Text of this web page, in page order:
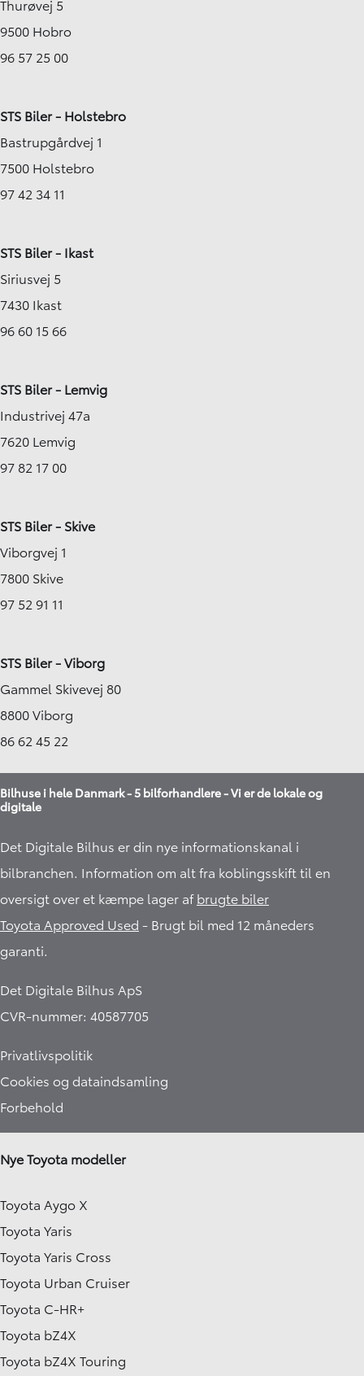
Thurøvej 5
9500 Hobro
96 57 25 00
STS Biler - Holstebro
Bastrupgårdvej 1
7500 Holstebro
97 42 34 11
STS Biler - Ikast
Siriusvej 5
7430 Ikast
96 60 15 66
STS Biler - Lemvig
Industrivej 47a
7620 Lemvig
97 82 17 00
STS Biler - Skive
Viborgvej 1
7800 Skive
97 52 91 11
STS Biler - Viborg
Gammel Skivevej 80
8800 Viborg
86 62 45 22
Bilhuse i hele Danmark - 5 bilforhandlere - Vi er de lokale og
digitale
Det Digitale Bilhus er din nye informationskanal i
bilbranchen. Information om alt fra koblingsskift til en
oversigt over et kæmpe lager afbrugte biler
Toyota Approved Used - Brugt bil med 12 måneders
garanti.​
Det Digitale Bilhus ApS
CVR-nummer: 40587705
Privatlivspolitik
Cookies og dataindsamling
Forbehold
Nye Toyota modeller
Toyota Aygo X
Toyota Yaris
Toyota Yaris Cross
Toyota Urban Cruiser
Toyota C-HR+
Toyota bZ4X
Toyota bZ4X Touring